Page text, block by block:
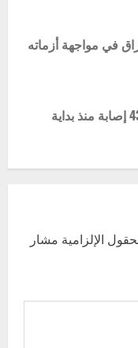
في مواجهة أزماته
الحمى النزفية في العراق.. 4 وفيات و43 إصابة منذ بداية
الإلزامية مشار